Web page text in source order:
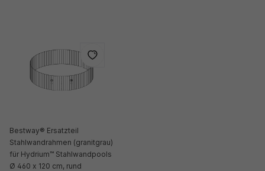
Bestway® Ersatzteil
Stahlwandrahmen (granitgrau)
für Hydrium™ Stahlwandpools
Ø 460 x 120 cm, rund